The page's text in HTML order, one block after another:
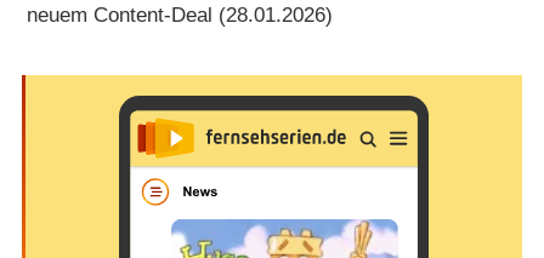
neuem Content-Deal (28.01.2026)